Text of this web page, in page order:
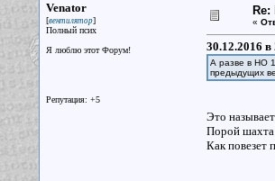
Venator
[вентилятор]
Полный псих
Я люблю этот Форум!
Репутация: +5
«
30.12.2016
А разве в НО
предыдущих
Это
Порой шахта
Как повезет